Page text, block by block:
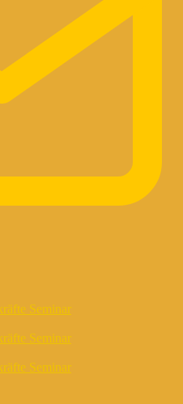
Seminar
Seminar
Seminar